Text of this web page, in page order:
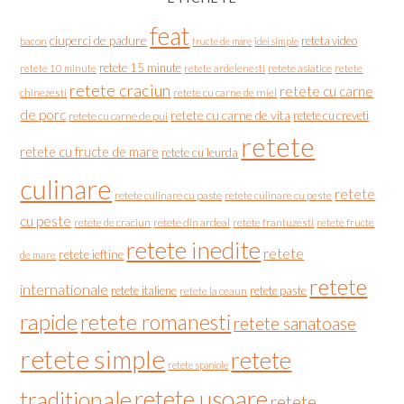
bacon ciuperci de padure feat fructe de mare idei simple reteta video
retete 10 minute retete 15 minute retete ardelenesti retete asiatice retete
chinezesti retete craciun retete cu carne de miel retete cu carne
de porc retete cu carne de pui retete cu carne de vita retete cu creveti
retete cu fructe de mare retete cu leurda retete
culinare retete culinare cu paste retete culinare cu peste retete
cu peste retete de craciun retete din ardeal retete frantuzesti retete fructe
de mare retete ieftine retete inedite retete
internationale retete italiene retete la ceaun retete paste retete
rapideretete romanesti retete sanatoase
retete simple retete spaniole retete